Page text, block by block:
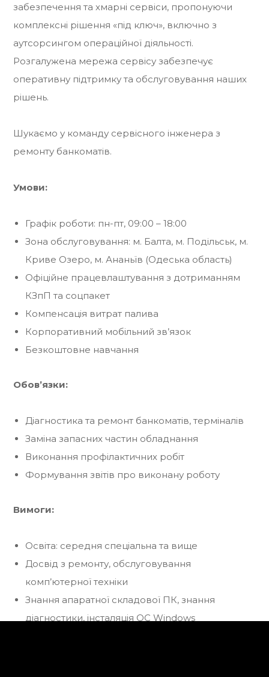
забезпечення та хмарні сервіси, пропонуючи
комплексні рішення «під ключ», включно з
аутсорсингом операційної діяльності.
Розгалужена мережа сервісу забезпечує
оперативну підтримку та обслуговування наших
рішень.
Шукаємо у команду сервісного інженера з
ремонту банкоматів.
Умови:
Графік роботи: пн-пт, 09:00 – 18:00
Зона обслуговування: м. Балта, м. Подільськ, м.
Криве Озеро, м. Ананьїв (Одеська область)
Офіційне працевлаштування з дотриманням
КЗпП та соцпакет
Компенсація витрат палива
Корпоративний мобільний зв’язок
Безкоштовне навчання
Обов’язки:
Діагностика та ремонт банкоматів, терміналів
Заміна запасних частин обладнання
Виконання профілактичних робіт
Формування звітів про виконану роботу
Вимоги:
Освіта: середня спеціальна та вище
Досвід з ремонту, обслуговування
комп’ютерної техніки
Знання апаратної складової ПК, знання
діагностики, інсталяція ОС Windows